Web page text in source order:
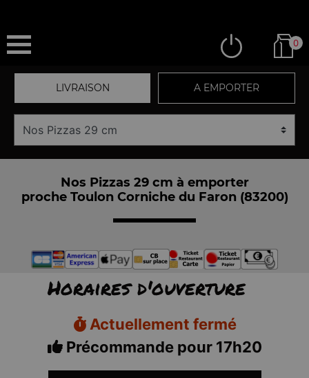
0
LIVRAISON A EMPORTER
Nos Pizzas 29 cm à emporter
proche Toulon Corniche du Faron (83200)
Horaires d'ouverture
Actuellement fermé
Précommande pour 17h20